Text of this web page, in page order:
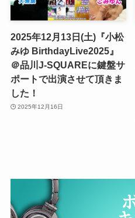
2025年12月13日(土)『小松
みゆ BirthdayLive2025』
＠品川J-SQUAREに鍵盤サ
ポートで出演させて頂きま
した！
2025年12月16日